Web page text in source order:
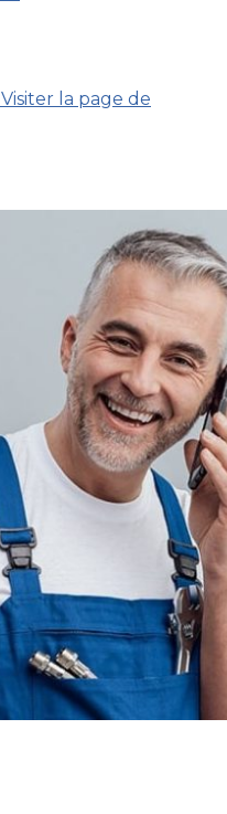
Visiter la page de